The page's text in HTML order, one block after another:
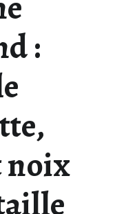
:
noix